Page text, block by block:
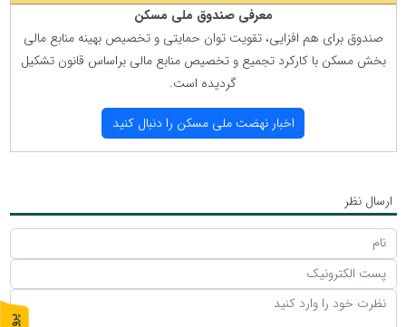
معرفی صندوق ملی مسكن
صندوق برای هم افزایی، تقویت توان حمایتی و تخصیص بهینه منابع مالی
بخش مسكن با كاركرد تجمیع و تخصیص منابع مالی براساس قانون تشكیل
گردیده است.
اخبار نهضت ملی مسكن را دنبال كنید
ارسال نظر